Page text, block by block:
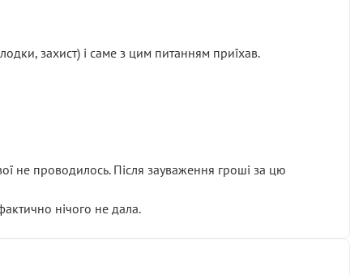
захист) і саме з цим питанням приїхав.
не проводилось. Після зауваження гроші за цю
нічого не дала.